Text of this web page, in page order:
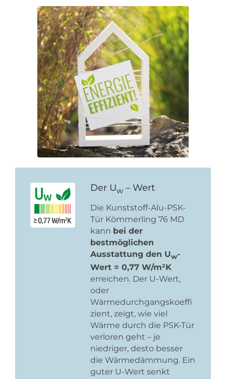
Der Uw – Wert
Die Kunststoff-Alu-PSK-
Tür Kömmerling 76 MD
kann bei der
bestmöglichen
Ausstattung den Uw-
Wert = 0,77 W/m²K
erreichen. Der U-Wert,
oder
Wärmedurchgangskoeffi
zient, zeigt, wie viel
Wärme durch die PSK-Tür
verloren geht – je
niedriger, desto besser
die Wärmedämmung. Ein
guter U-Wert senkt